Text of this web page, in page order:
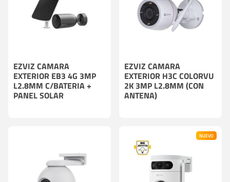
EZVIZ CAMARA
EXTERIOR EB3 4G 3MP
L2.8MM C/BATERIA +
PANEL SOLAR
EZVIZ CAMARA
EXTERIOR H3C COLORVU
2K 3MP L2.8MM (CON
ANTENA)
NUEVO